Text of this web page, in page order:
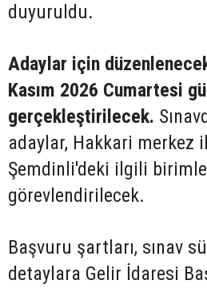
duyuruldu.
Adaylar için
Kasım 2026 Cumartesi
gerçekleştirilecek.
adaylar, Hakkari merkez
Şemdinli'deki ilgili
görevlendirilecek.
Başvuru şartları, sınav
detaylara Gelir İdaresi